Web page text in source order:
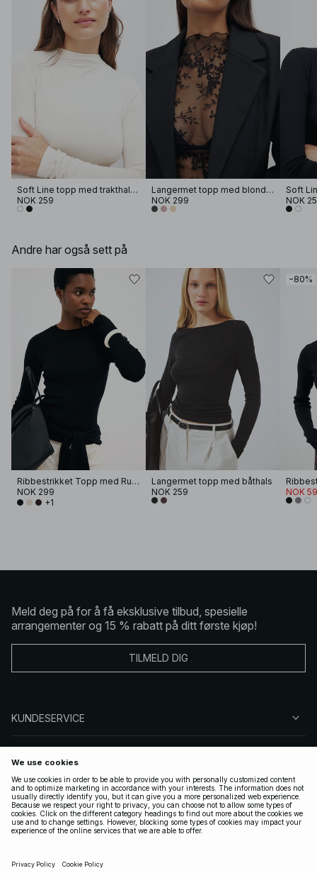
Soft Line topp med trakthals og lange ermer
NOK 259
Langermet topp med blonder
NOK 299
NOK
Andre har også sett på
Ribbestrikket Topp med Rund Hals
NOK 299
+1
Langermet topp med båthals
NOK 259
−80%
NOK
Meld deg på for å få eksklusive tilbud, spesielle
arrangementer og 15 % rabatt på ditt første kjøp!
TILMELD DIG
KUNDESERVICE
FØLG OSS
LOVLIG